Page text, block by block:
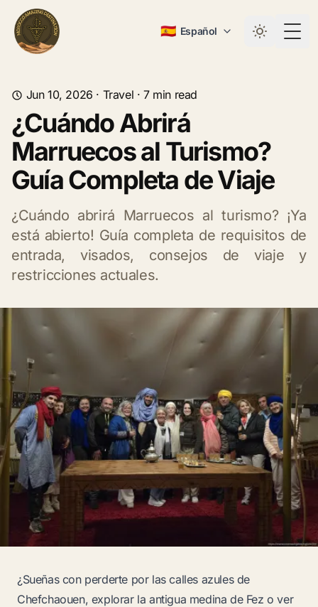
🇪🇸 Español
Jun 10, 2026 · Travel ·7min read
¿Cuándo Abrirá
Marruecos al Turismo?
Guía Completa de Viaje
¿Cuándo abrirá Marruecos al turismo? ¡Ya
está abierto! Guía completa de requisitos de
entrada, visados, consejos de viaje y
restricciones actuales.
¿Sueñas con perderte por las calles azules de
Chefchaouen, explorar la antigua medina de Fez o ver